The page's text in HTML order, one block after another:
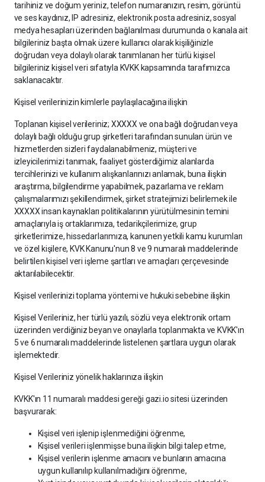
tarihiniz ve doğum yeriniz, telefon numaranızın, resim, görüntü
ve ses kaydınız, IP adresiniz, elektronik posta adresiniz, sosyal
medya hesapları üzerinden bağlanılması durumunda o kanala ait
bilgileriniz başta olmak üzere kullanıcı olarak kişiliğinizle
doğrudan veya dolaylı olarak tanımlanan her türlü kişisel
bilgileriniz kişisel veri sıfatıyla KVKK kapsamında tarafımızca
saklanacaktır.
Kişisel verilerinizin kimlerle paylaşılacağına ilişkin
Toplanan kişisel verileriniz; XXXXX ve ona bağlı doğrudan veya
dolaylı bağlı olduğu grup şirketleri tarafından sunulan ürün ve
hizmetlerden sizleri faydalanabilmeniz, müşteri ve
izleyicilerimizi tanımak, faaliyet gösterdiğimiz alanlarda
tercihlerinizi ve kullanım alışkanlarınızı anlamak, buna ilişkin
araştırma, bilgilendirme yapabilmek, pazarlama ve reklam
çalışmalarımızı şekillendirmek, şirket stratejimizi belirlemek ile
XXXXX insan kaynakları politikalarının yürütülmesinin temini
amaçlarıyla iş ortaklarımıza, tedarikçilerimize, grup
şirketlerimize, hissedarlarımıza, kanunen yetkili kamu kurumları
ve özel kişilere, KVK Kanunu'nun 8 ve 9 numaralı maddelerinde
belirtilen kişisel veri işleme şartları ve amaçları çerçevesinde
aktarılabilecektir.
Kişisel verilerinizi toplama yöntemi ve hukuki sebebine ilişkin
Kişisel Verileriniz, her türlü yazılı, sözlü veya elektronik ortam
üzerinden verdiğiniz beyan ve onaylarla toplanmakta ve KVKK'ın
5 ve 6 numaralı maddelerinde listelenen şartlara uygun olarak
işlemektedir.
Kişisel Verileriniz yönelik haklarınıza ilişkin
KVKK'ın 11 numaralı maddesi gereği gazi.io sitesi üzerinden
başvurarak:
Kişisel veri işlenip işlenmediğini öğrenme,
Kişisel verileri işlenmişse buna ilişkin bilgi talep etme,
Kişisel verilerin işlenme amacını ve bunların amacına
uygun kullanılıp kullanılmadığını öğrenme,